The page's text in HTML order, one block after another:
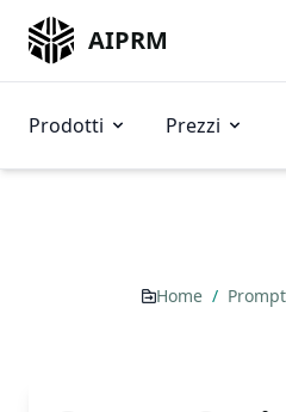
AIPRM
Prodotti Prezzi
Home /